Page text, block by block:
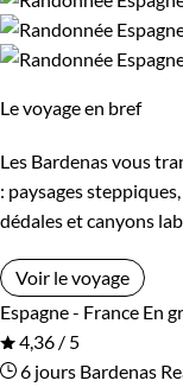
Âge des enfants
Les 10/13 ans
Confort
Bivouac, sous
Itinérance
Itinérant
Le voyage en bref
Les Bardenas vous
: paysages
dédales et canyons
Voir le voyage
Espagne - France En
4,36 / 5
6 jours Bardenas